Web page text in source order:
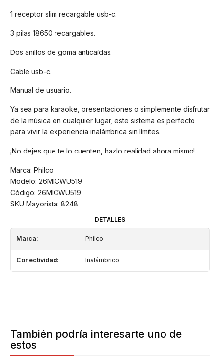
1 receptor slim recargable usb-c.
3 pilas 18650 recargables.
Dos anillos de goma anticaídas.
Cable usb-c.
Manual de usuario.
Ya sea para karaoke, presentaciones o simplemente disfrutar
de la música en cualquier lugar, este sistema es perfecto
para vivir la experiencia inalámbrica sin límites.
¡No dejes que te lo cuenten, hazlo realidad ahora mismo!
Marca: Philco
Modelo: 26MICWU519
Código: 26MICWU519
SKU Mayorista: 8248
DETALLES
Marca: Philco
Conectividad: Inalámbrico
También podría interesarte uno de
estos